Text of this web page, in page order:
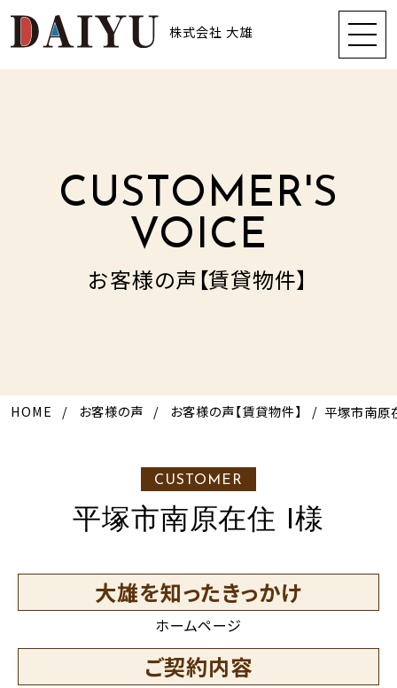
株式会社 大雄
CUSTOMER'S
VOICE
お客様の声【賃貸物件】
HOME お客様の声 お客様の声【賃貸物件】 平塚市南原
CUSTOMER
平塚市南原在住 I様
大雄を知ったきっかけ
ホームページ
ご契約内容